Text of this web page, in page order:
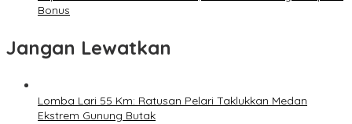
Bonus
Jangan Lewatkan
Lomba Lari 55 Km: Ratusan Pelari Taklukkan Medan
Ekstrem Gunung Butak